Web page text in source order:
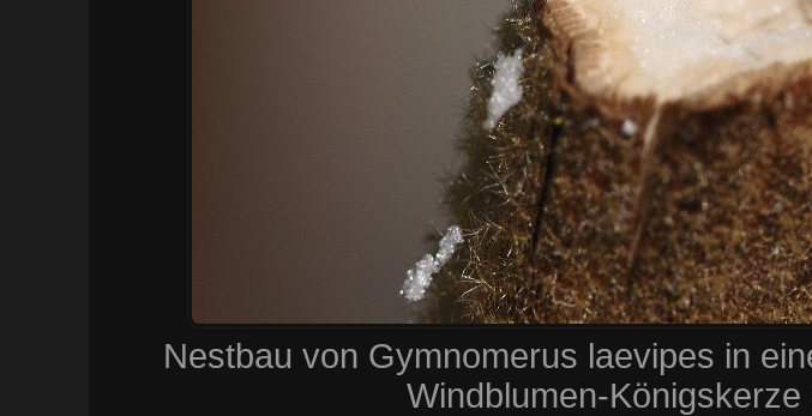
Nestbau von Gymnomerus laevipes in
Windblumen-